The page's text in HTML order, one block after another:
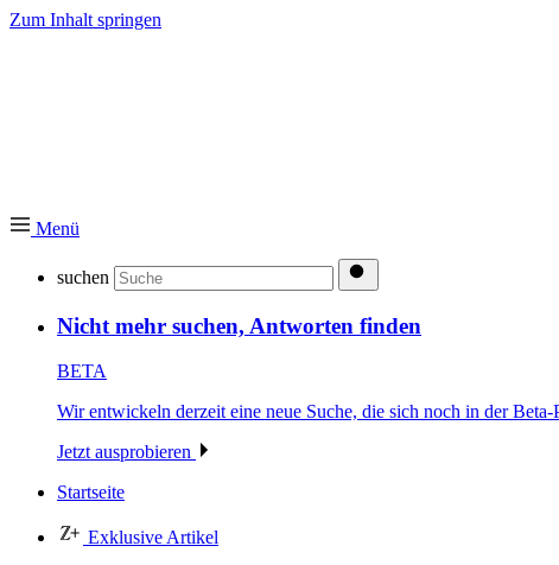
Zum Inhalt springen
Menü
suchen
Nicht mehr suchen, Antworten finden
BETA
Wir entwickeln derzeit eine neue Suche, die sich noch in der Beta-
Jetzt ausprobieren
Startseite
Exklusive Artikel